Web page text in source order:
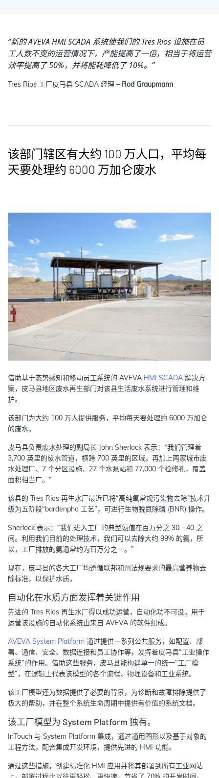
“新的 AVEVA HMI SCADA 系统使我们的 Tres Rios 设施在员
工人数不变的运营情况下，产能提高了一倍，相当于将运营
效率提高了 50%，并将能耗降低了 10%。”
Tres Rios 工厂皮马县 SCADA 经理 – Rod Graupmann
该部门辖区有大约 100 万人口，平均每
天要处理约 6000 万加仑废水
借助基于态势感知和移动员工系统的 AVEVA HMI SCADA 解决方
案，皮马县地区废水再生部门对该县生活废水系统进行管理和维
护。
该部门为大约 100 万人提供服务，平均每天要处理约 6000 万加仑
的废水。
皮马县负责废水处理的副局长 John Sherlock 表示：“我们管理着
3,700 英里的废水管道，横跨 700 英里的区域。再加上两家城市废
水处理厂、7 个分区设施、27 个水泵站和 77,000 个检修孔，覆盖
面积相当广。”
该县的 Tres Rios 再生水厂最近已将“高纯氧常规污染物去除”技术升
级为五阶段“bardenpho 工艺”，可进行生物脱氮除磷 (BNR) 操作。
Sherlock 表示：“我们进入工厂的典型氨值在百万分之 30 - 40 之
间。利用我们目前的处理技术，我们可以去除大约 99% 的氨，所
以，工厂排放的氨通常约为百万分之一。”
现在，皮马县的各大工厂均遵循联邦和州法规要求的最高营养物去
除标准，以保护水质。
自动化在水质方面发挥着关键作用
先进的 Tres Rios 再生水厂得以成功运营，自动化功不可没。用于
运营该设施的自动化系统由来自 AVEVA 的软件组成。
AVEVA System Platform 通过提供一系列公共服务，如配置、部
署、通信、安全、数据连接和员工协作等，发挥着皮马县“工业操作
系统”的作用。借助这些服务，皮马县能构建单一的统一“工厂模
型”，在逻辑上代表该模型的各个流程、物理设备和工业系统。
该工厂模型还为数据提供了必要的背景，为诊断和故障排除提供了
极大的帮助，并在整个系统生命周期中提供有价值的系统文档。
该工厂模型为 System Platform 独有。
InTouch 与 System Platform 集成，通过通用图形以及基于对象的
工程方法，配合集成开发环境，提供先进的 HMI 功能。
通过这些措施，创建标准化 HMI 应用并将其部署到所有工业网站